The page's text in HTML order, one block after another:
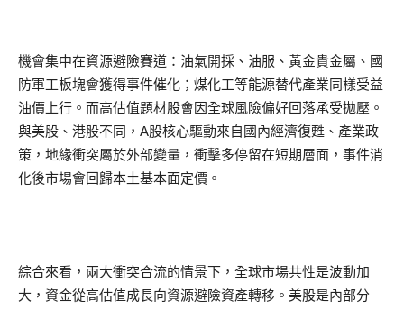
機會集中在資源避險賽道：油氣開採、油服、黃金貴金屬、國
防軍工板塊會獲得事件催化；煤化工等能源替代產業同樣受益
油價上行。而高估值題材股會因全球風險偏好回落承受拋壓。
與美股、港股不同，A股核心驅動來自國內經濟復甦、產業政
策，地緣衝突屬於外部變量，衝擊多停留在短期層面，事件消
化後市場會回歸本土基本面定價。
綜合來看，兩大衝突合流的情景下，全球市場共性是波動加
大，資金從高估值成長向資源避險資產轉移。美股是內部分